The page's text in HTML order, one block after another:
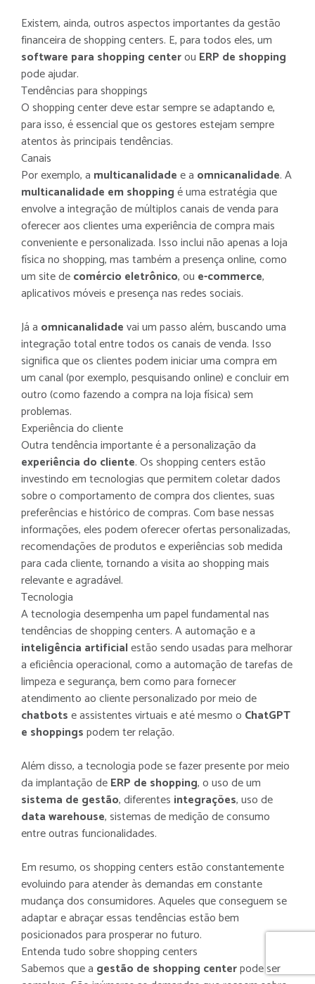
Existem, ainda, outros aspectos importantes da gestão
financeira de shopping centers. E, para todos eles, um
software para shopping centerou ERP de shopping
pode ajudar.
Tendências para shoppings
O shopping center deve estar sempre se adaptando e,
para isso, é essencial que os gestores estejam sempre
atentos às principais tendências.
Canais
Por exemplo, a multicanalidadee a omnicanalidade. A
multicanalidade em shoppingé uma estratégia que
envolve a integração de múltiplos canais de venda para
oferecer aos clientes uma experiência de compra mais
conveniente e personalizada. Isso inclui não apenas a loja
física no shopping, mas também a presença online, como
um site decomércio eletrônico, ou e-commerce,
aplicativos móveis e presença nas redes sociais.
Já a omnicanalidadevai um passo além, buscando uma
integração total entre todos os canais de venda. Isso
significa que os clientes podem iniciar uma compra em
um canal (por exemplo, pesquisando online) e concluir em
outro (como fazendo a compra na loja física) sem
problemas.
Experiência do cliente
Outra tendência importante é a personalização da
experiência do cliente. Os shopping centers estão
investindo em tecnologias que permitem coletar dados
sobre o comportamento de compra dos clientes, suas
preferências e histórico de compras. Com base nessas
informações, eles podem oferecer ofertas personalizadas,
recomendações de produtos e experiências sob medida
para cada cliente, tornando a visita ao shopping mais
relevante e agradável.
Tecnologia
A tecnologia desempenha um papel fundamental nas
tendências de shopping centers. A automação e a
inteligência artificialestão sendo usadas para melhorar
a eficiência operacional, como a automação de tarefas de
limpeza e segurança, bem como para fornecer
atendimento ao cliente personalizado por meio de
chatbotse assistentes virtuais e até mesmo o ChatGPT
e shoppingspodem ter relação.
Além disso, a tecnologia pode se fazer presente por meio
da implantação deERP de shopping, o uso de um
sistema de gestão, diferentes integrações, uso de
data warehouse, sistemas de medição de consumo
entre outras funcionalidades.
Em resumo, os shopping centers estão constantemente
evoluindo para atender às demandas em constante
mudança dos consumidores. Aqueles que conseguem se
adaptar e abraçar essas tendências estão bem
posicionados para prosperar no futuro.
Entenda tudo sobre shopping centers
Sabemos que a gestão de shopping centerpode ser